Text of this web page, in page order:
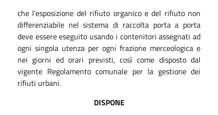
che l'esposizione del rifiuto organico e del rifiuto non
differenziabile nel sistema di raccolta porta a porta
deve essere eseguito usando i contenitori assegnati ad
ogni singola utenza per ogni frazione merceologica e
nei giorni ed orari previsti, così come disposto dal
vigente Regolamento comunale per la gestione dei
rifiuti urbani.
DISPONE